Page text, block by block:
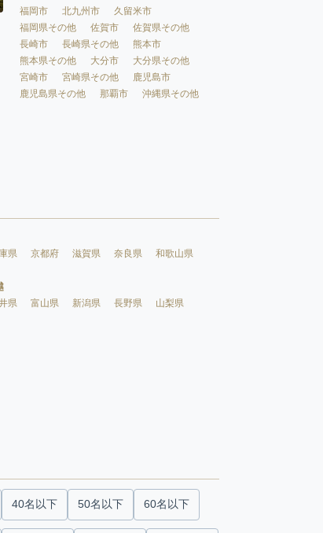
福岡市 北九州市
久留米市
福岡県その他
佐賀市
佐賀県その他
長崎市
長崎県その他
熊本市
熊本県その他
大分市
大分県その他
宮崎市
宮崎県その他
鹿児島市
鹿児島県その他
那覇市 沖縄県その他
県 京都府 滋賀県 奈良県 和歌山県
県 富山県 新潟県 長野県 山梨県
40名以下 50名以下 60名以下